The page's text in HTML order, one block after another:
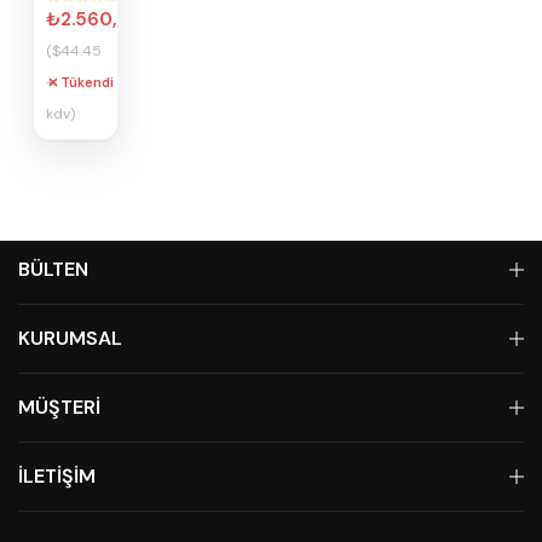
₺2.560,32
($44.45
+
kdv)
Tükendi
BÜLTEN
KURUMSAL
MÜŞTERİ
İLETİŞİM